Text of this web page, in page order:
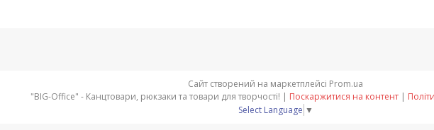
Сайт створений на маркетплейсі Prom.ua
"BIG-Office" - Канцтовари, рюкзаки та товари для творчості! | Поскаржитися на контент |
Select Language ▼